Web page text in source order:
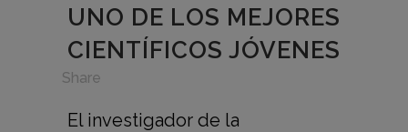
UNO DE LOS MEJORES
CIENTÍFICOS JÓVENES
Share
El investigador de la